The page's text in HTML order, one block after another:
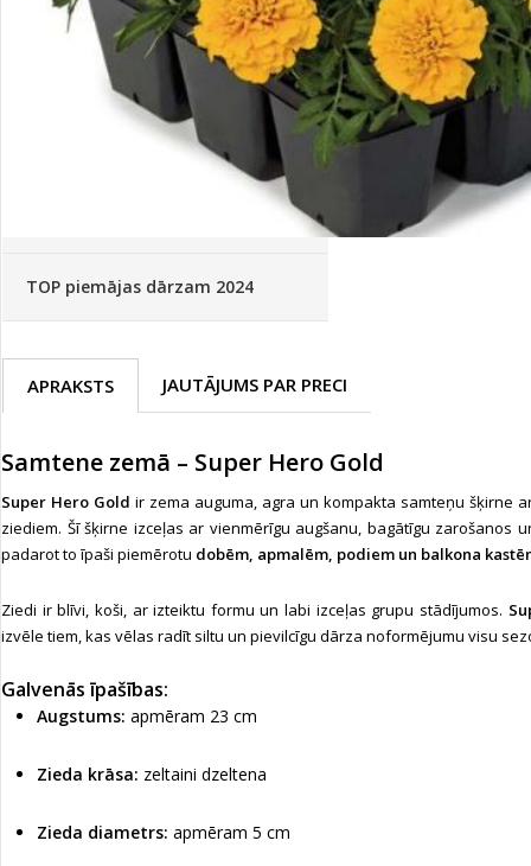
Palīglīdzekļi augu audzēšanai(72)
Klientu Diena
Novatec - izcils mēslošanai arī
sezonas otrajā pusē!
TOP piemājas dārzam 2024
APRAKSTS JAUTĀJUMS PAR PRECI
Samtene zemā – Super Hero Gold
Super Hero Gold ir zema auguma, agra un kompakta samteņu šķirne
ziediem. Šī šķirne izceļas ar vienmērīgu augšanu, bagātīgu zarošanos
padarot to īpaši piemērotu dobēm, apmalēm, podiem un balkona
Ziedi ir blīvi, koši, ar izteiktu formu un labi izceļas grupu stādījumos.
izvēle tiem, kas vēlas radīt siltu un pievilcīgu dārza noformējumu visu
Galvenās īpašības:
Augstums: apmēram 23 cm
Zieda krāsa: zeltaini dzeltena
Zieda diametrs: apmēram 5 cm